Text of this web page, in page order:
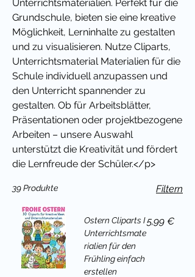
Unterrichtsmaterialien. Perfekt für die
Grundschule, bieten sie eine kreative
Möglichkeit, Lerninhalte zu gestalten
und zu visualisieren. Nutze Cliparts,
Unterrichtsmaterial Materialien für die
Schule individuell anzupassen und
den Unterricht spannender zu
gestalten. Ob für Arbeitsblätter,
Präsentationen oder projektbezogene
Arbeiten – unsere Auswahl
unterstützt die Kreativität und fördert
die Lernfreude der Schüler.</p>
39 Produkte Filtern
Ostern Cliparts I
Unterrichtsmate
rialien für den
Frühling einfach
erstellen
Preis
5,99 €